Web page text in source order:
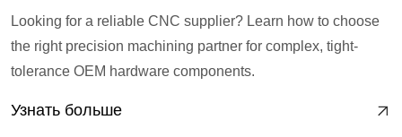
Looking for a reliable CNC supplier? Learn how to choose
the right precision machining partner for complex, tight-
tolerance OEM hardware components.
Узнать больше